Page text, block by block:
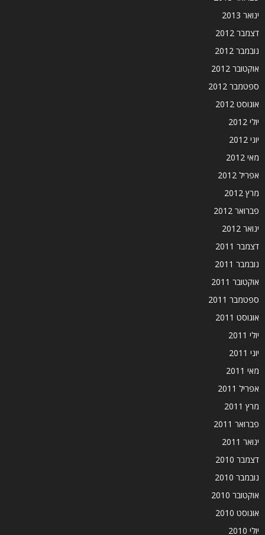
ינואר 2013
דצמבר 2012
נובמבר 2012
אוקטובר 2012
ספטמבר 2012
אוגוסט 2012
יולי 2012
יוני 2012
מאי 2012
אפריל 2012
מרץ 2012
פברואר 2012
ינואר 2012
דצמבר 2011
נובמבר 2011
אוקטובר 2011
ספטמבר 2011
אוגוסט 2011
יולי 2011
יוני 2011
מאי 2011
אפריל 2011
מרץ 2011
פברואר 2011
ינואר 2011
דצמבר 2010
נובמבר 2010
אוקטובר 2010
אוגוסט 2010
יולי 2010